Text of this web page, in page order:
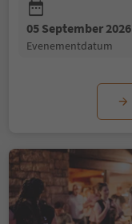
05 September 2026
evenementdatum